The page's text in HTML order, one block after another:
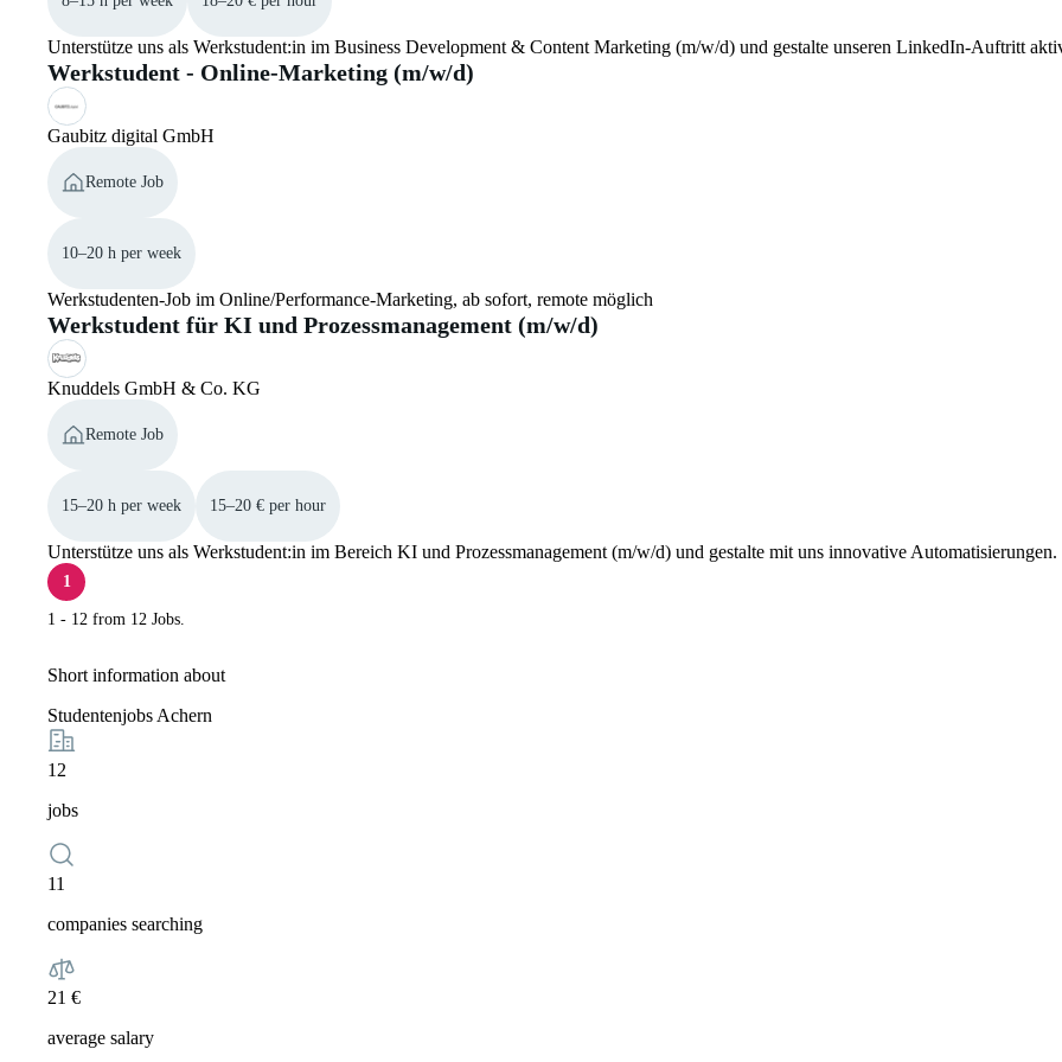
Unterstütze uns als Werkstudent:in im Business Development & Content Marketing (m/w/d) und gestalte unseren LinkedIn-Auftritt
Werkstudent - Online-Marketing (m/w/d)
Gaubitz digital GmbH
Remote Job
10–20 h per week
Werkstudenten-Job im Online/Performance-Marketing, ab sofort, remote möglich
Werkstudent für KI und Prozessmanagement (m/w/d)
Knuddels GmbH & Co. KG
Remote Job
15–20 h per week 15–20 € per hour
Unterstütze uns als Werkstudent:in im Bereich KI und Prozessmanagement (m/w/d) und gestalte mit uns innovative Automatisierungen.
1
1 - 12 from 12 Jobs.
Short information about
Studentenjobs Achern
12
jobs
11
companies searching
21 €
average salary